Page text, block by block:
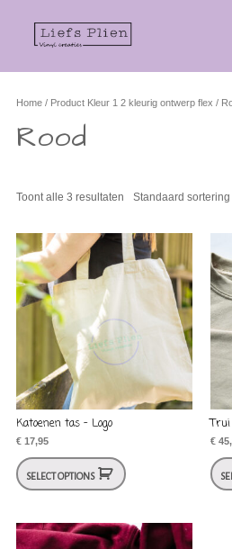
Home / Product Kleur 1 2 kleurig ontwerp flex /
Rood
Toont alle 3 resultaten
Katoenen tas – Logo
€ 17,95
SELECT OPTIONS
Trui
€